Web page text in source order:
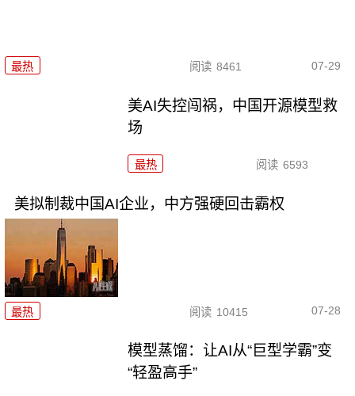
最热 阅读 8461 07-29
美AI失控闯祸，中国开源模型救
场
最热 阅读 6593
美拟制裁中国AI企业，中方强硬回击霸权
最热 阅读 10415 07-28
模型蒸馏：让AI从“巨型学霸”变
“轻盈高手”